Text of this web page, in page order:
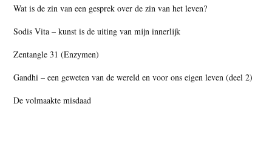
Wat is de zin van een gesprek over de zin van het leven?
Sodis Vita – kunst is de uiting van mijn innerlijk
Zentangle 31 (Enzymen)
Gandhi – een geweten van de wereld en voor ons eigen leven (deel 2)
De volmaakte misdaad